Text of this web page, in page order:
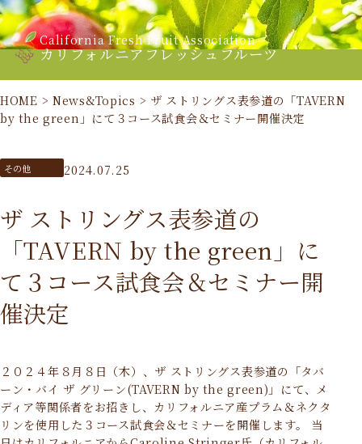
California Fresh Fruit Association
カリフォルニアフレッシュフルーツ
HOME > News&Topics > ザ ストリングス表参道の「TAVERN
by the green」にて３コース試食会＆セミナー開催決定
その他 2024.07.25
ザ ストリングス表参道の
「TAVERN by the green」に
て３コース試食会＆セミナー開
催決定
２０２４年８月８日（木）、ザ ストリングス表参道の「タバ
ーン・バイ ザ グリーン(TAVERN by the green)」にて、メ
ディア等関係者をお招きし、カリフォルニア産プラム＆ネクタ
リンを使用した３コース試食会＆セミナーを開催します。 当